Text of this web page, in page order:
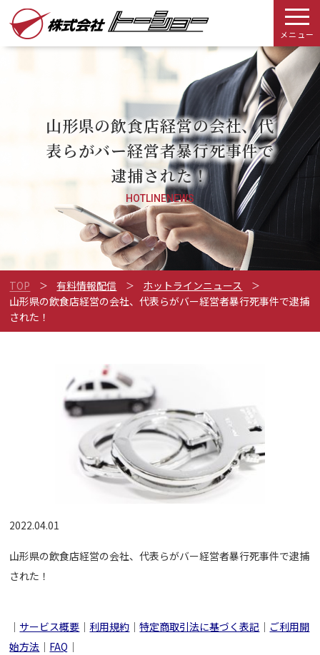
メニュー
山形県の飲食店経営の会社、代
表らがバー経営者暴行死事件で
逮捕された！
HOTLINENEWS
TOP 有料情報配信
ホットラインニュース
山形県の飲食店経営の会社、代表らがバー経営者暴行死事件で逮捕
された！
2022.04.01
山形県の飲食店経営の会社、代表らがバー経営者暴行死事件で逮捕
された！
｜ サービス概要 ｜利用規約 ｜特定商取引法に基づく表記 ｜ ご利用開
始方法 ｜ FAQ ｜